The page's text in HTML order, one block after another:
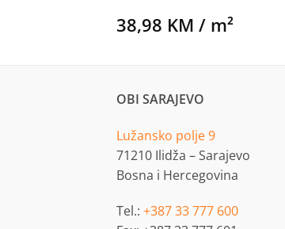
38,98 KM / m²
OBI SARAJEVO
Lužansko polje 9
71210 Ilidža – Sarajevo
Bosna i Hercegovina
Tel.: +387 33 777 600